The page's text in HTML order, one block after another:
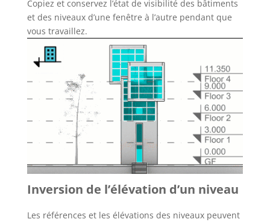
Copiez et conservez l’état de visibilité des bâtiments
et des niveaux d’une fenêtre à l’autre pendant que
vous travaillez.
Inversion de l’élévation d’un niveau
Les références et les élévations des niveaux peuvent